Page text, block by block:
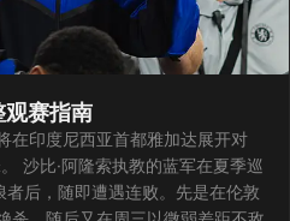
观赛指南
在印度尼西亚首都雅加达展开对
沙比·阿隆索执教的蓝军在夏季巡
后，随即遭遇连败。先是在伦敦